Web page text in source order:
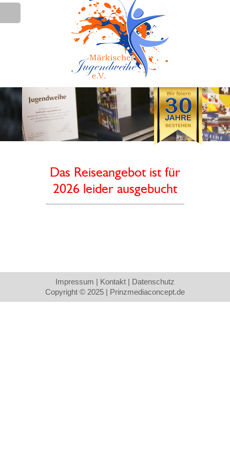
Das Reiseangebot ist für
2026 leider ausgebucht
Impressum | Kontakt | Datenschutz
Copyright © 2025 | Prinzmediaconcept.de